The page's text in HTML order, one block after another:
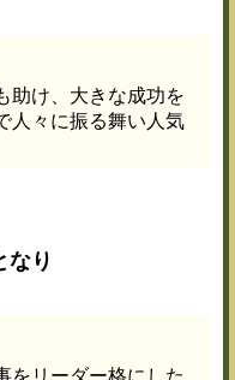
助け、大きな成功を
人々に振る舞い人気
なり